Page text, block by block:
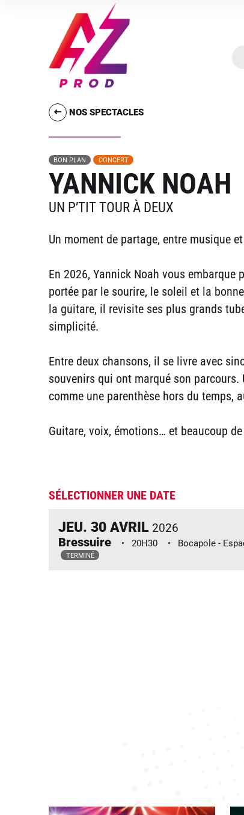
NOS SPECTACLES
BON PLAN CONCERT
YANNICK NOAH
UN P’TIT TOUR À DEUX
Un moment de partage, entre musique
En 2026, Yannick Noah vous
portée par le sourire, le soleil et la
la guitare, il revisite ses plus grands
simplicité.
Entre deux chansons, il se livre avec
souvenirs qui ont marqué son
comme une parenthèse hors du temps,
Guitare, voix, émotions… et beaucoup
SÉLECTIONNER UNE DATE
JEU. 30 AVRIL 2026
Bressuire
20H30 Bocapole -
TERMINÉ